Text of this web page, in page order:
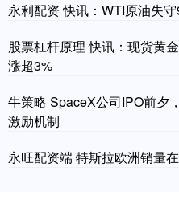
永利配资 快讯：WTI原油失
股票杠杆原理 快讯：现货黄
涨超3%
牛策略 SpaceX公司IPO前夕
激励机制
永旺配资端 特斯拉欧洲销量